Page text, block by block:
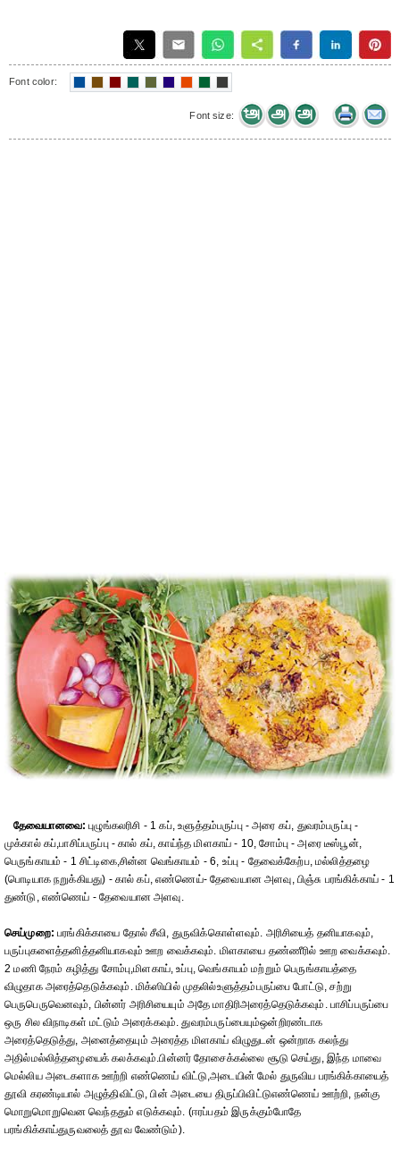
Font color:
Font size:
தேவையானவை: புழுங்கலரிசி - 1 கப், உளுத்தம்பருப்பு - அரை கப், துவரம்பருப்பு -
முக்கால் கப்,பாசிப்பருப்பு - கால் கப், காய்ந்த மிளகாய் - 10, சோம்பு - அரை டீஸ்பூன்,
பெருங்காயம் - 1 சிட்டிகை,சின்ன வெங்காயம் - 6, உப்பு - தேவைக்கேற்ப, மல்லித்தழை
(பொடியாக நறுக்கியது) - கால் கப், எண்ணெய்- தேவையான அளவு, பிஞ்சு பரங்கிக்காய் - 1
துண்டு, எண்ணெய் - தேவையான அளவு.
செய்முறை: பரங்கிக்காயை தோல் சீவி, துருவிக்கொள்ளவும். அரிசியைத் தனியாகவும்,
பருப்புகளைத்தனித்தனியாகவும் ஊற வைக்கவும். மிளகாயை தண்ணீரில் ஊற வைக்கவும்.
2 மணி நேரம் கழித்து சோம்பு,மிளகாய், உப்பு, வெங்காயம் மற்றும் பெருங்காயத்தை
விழுதாக அரைத்தெடுக்கவும். மிக்ஸியில் முதலில்உளுத்தம்பருப்பை போட்டு, சற்று
பெருபெருவெனவும், பின்னர் அரிசியையும் அதே மாதிரிஅரைத்தெடுக்கவும். பாசிப்பருப்பை
ஒரு சில விநாடிகள் மட்டும் அரைக்கவும். துவரம்பருப்பையும்ஒன்றிரண்டாக
அரைத்தெடுத்து, அனைத்தையும் அரைத்த மிளகாய் விழுதுடன் ஒன்றாக கலந்து
அதில்மல்லித்தழையைக் கலக்கவும்.பின்னர் தோசைக்கல்லை சூடு செய்து, இந்த மாவை
மெல்லிய அடைகளாக ஊற்றி எண்ணெய் விட்டு,அடையின் மேல் துருவிய பரங்கிக்காயைத்
தூவி கரண்டியால் அழுத்திவிட்டு, பின் அடையை திருப்பிவிட்டுஎண்ணெய் ஊற்றி, நன்கு
மொறுமொறுவென வெந்ததும் எடுக்கவும். (ஈரப்பதம் இருக்கும்போதே
பரங்கிக்காய்துருவலைத் தூவ வேண்டும்).